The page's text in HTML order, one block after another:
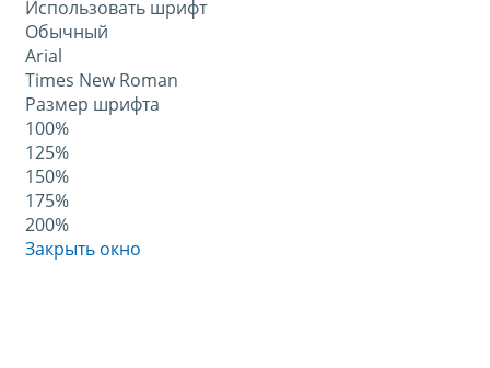
Использовать шрифт
Обычный
Arial
Times New Roman
Размер шрифта
100%
125%
150%
175%
200%
Закрыть окно